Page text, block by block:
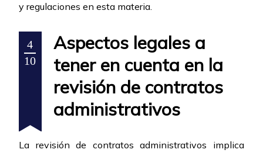
y regulaciones en esta materia.
4
10
Aspectos legales a
tener en cuenta en la
revisión de contratos
administrativos
La revisión de contratos administrativos implica